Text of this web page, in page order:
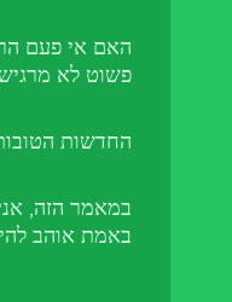
האם אי פעם
פשוט לא
החדשות
במאמר הזה,
באמת אוהב